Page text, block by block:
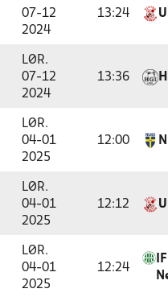
07-12
2024
13:24
LØR.
07-12
2024
13:36
LØR.
04-01
2025
12:00
LØR.
04-01
2025
12:12
LØR.
04-01
2025
12:24